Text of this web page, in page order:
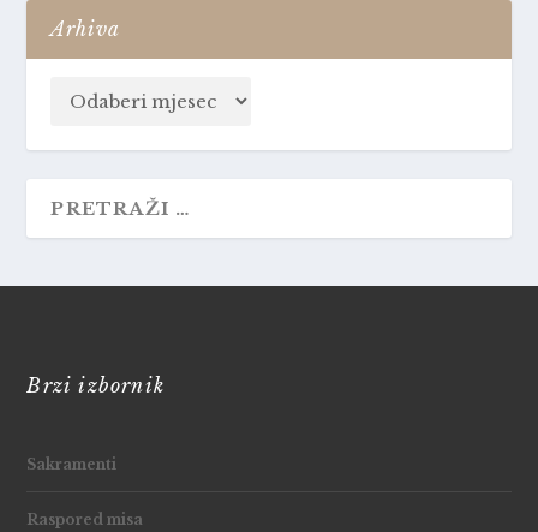
Arhiva
Brzi izbornik
Sakramenti
Raspored misa